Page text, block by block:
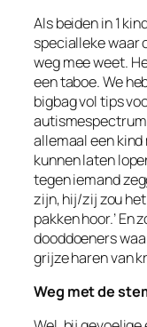
Als beiden in 1
specialleke waar
weg mee weet.
een taboe. We
bigbag vol tips
allemaal een kind
kunnen laten
tegen iemand
zijn, hij/zij zou het
pakken hoor.’ En
dooddoeners
grijze haren van
Weg met de